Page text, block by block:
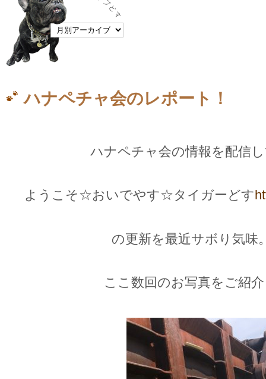
ハナペチャ会のレポート！
ハナペチャ会の情報を配信
ようこそ☆おいでやす☆タイガーどす
の更新を最近サボり気味
ここ数回のお写真をご紹